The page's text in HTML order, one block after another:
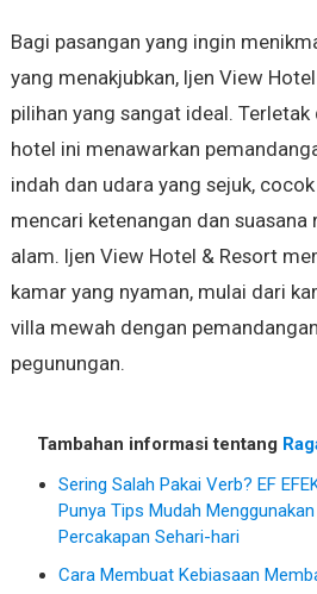
Bagi pasangan yang ingin
yang menakjubkan, Ijen View
pilihan yang sangat ideal. Terletak
hotel ini menawarkan
indah dan udara yang sejuk,
mencari ketenangan dan
alam. Ijen View Hotel & Resort
kamar yang nyaman, mulai dari
villa mewah dengan
pegunungan.
Tambahan informasi tentang
Sering Salah Pakai Verb? EF
Punya Tips Mudah
Percakapan Sehari-hari
Cara Membuat Kebiasaan